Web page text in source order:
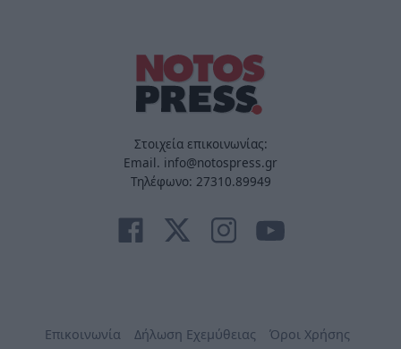
Στοιχεία επικοινωνίας:
Email. info@notospress.gr
Τηλέφωνο: 27310.89949
Επικοινωνία Δήλωση Εχεμύθειας Όροι Χρήσης